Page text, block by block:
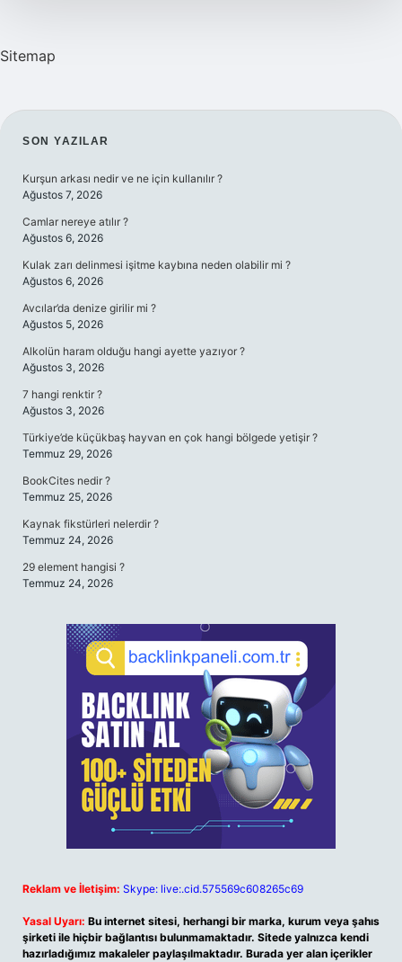
Sitemap
SIDEBAR
SON YAZILAR
Kurşun arkası nedir ve ne için kullanılır ?
Ağustos 7, 2026
Camlar nereye atılır ?
Ağustos 6, 2026
Kulak zarı delinmesi işitme kaybına neden olabilir mi ?
Ağustos 6, 2026
Avcılar’da denize girilir mi ?
Ağustos 5, 2026
Alkolün haram olduğu hangi ayette yazıyor ?
Ağustos 3, 2026
7 hangi renktir ?
Ağustos 3, 2026
Türkiye’de küçükbaş hayvan en çok hangi bölgede yetişir ?
Temmuz 29, 2026
BookCites nedir ?
Temmuz 25, 2026
Kaynak fikstürleri nelerdir ?
Temmuz 24, 2026
29 element hangisi ?
Temmuz 24, 2026
Reklam ve İletişim: Skype: live:.cid.575569c608265c69
Yasal Uyarı: Bu internet sitesi, herhangi bir marka, kurum veya şahıs
şirketi ile hiçbir bağlantısı bulunmamaktadır. Sitede yalnızca kendi
hazırladığımız makaleler paylaşılmaktadır. Burada yer alan içerikler